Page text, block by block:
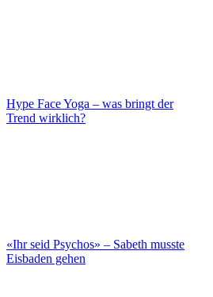
Hype Face Yoga – was bringt der
Trend wirklich?
«Ihr seid Psychos» – Sabeth musste
Eisbaden gehen